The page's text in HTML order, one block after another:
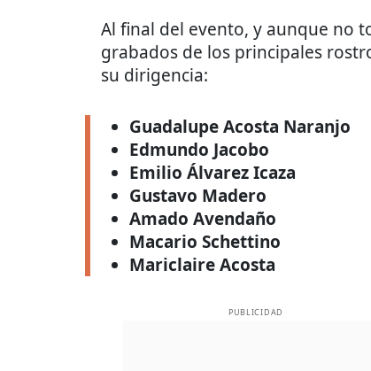
Al final del evento, y aunque no
grabados de los principales
su dirigencia:
Guadalupe Acosta Naranjo
Edmundo Jacobo
Emilio Álvarez Icaza
Gustavo Madero
Amado Avendaño
Macario Schettino
Mariclaire Acosta
PUBLICIDAD